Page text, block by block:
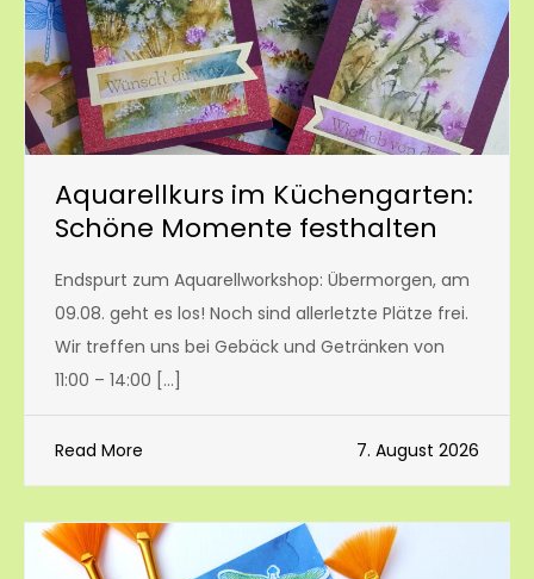
Aquarellkurs im Küchengarten:
Schöne Momente festhalten
Endspurt zum Aquarellworkshop: Übermorgen, am
09.08. geht es los! Noch sind allerletzte Plätze frei.
Wir treffen uns bei Gebäck und Getränken von
11:00 – 14:00 […]
Read More 7. August 2026